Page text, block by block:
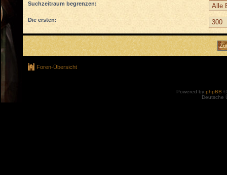
Suchzeitraum begrenzen:
Die ersten:
Foren-Übersicht
Powered by phpBB
Deutsche